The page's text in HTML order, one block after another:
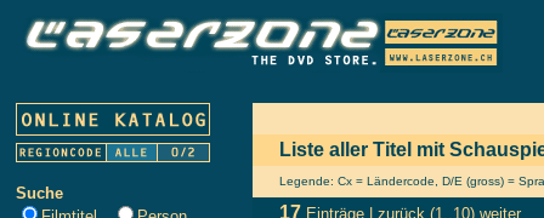
Suche
Liste aller Titel mit
Legende: Cx = Ländercode, D/E (gross) =
17 Einträge | zurück (1..10) weiter